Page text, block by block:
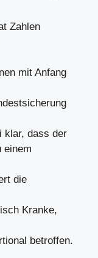
Zahlen
mit Anfang
klar, dass der
einem
die
Kranke,
betroffen.